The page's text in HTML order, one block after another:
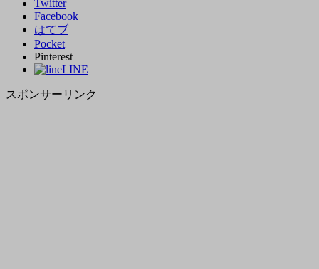
Twitter
Facebook
はてブ
Pocket
Pinterest
LINE
スポンサーリンク